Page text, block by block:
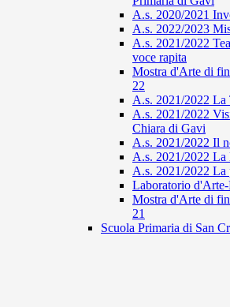
A.s. 2020/2021
A.s. 2022/2023
A.s. 2021/2022
voce rapita
Mostra d'Arte di
22
A.s. 2021/2022 La
A.s. 2021/2022
Chiara di Gavi
A.s. 2021/2022 Il
A.s. 2021/2022
A.s. 2021/2022 La
Laboratorio d'Arte-
Mostra d'Arte di
21
Scuola Primaria di San